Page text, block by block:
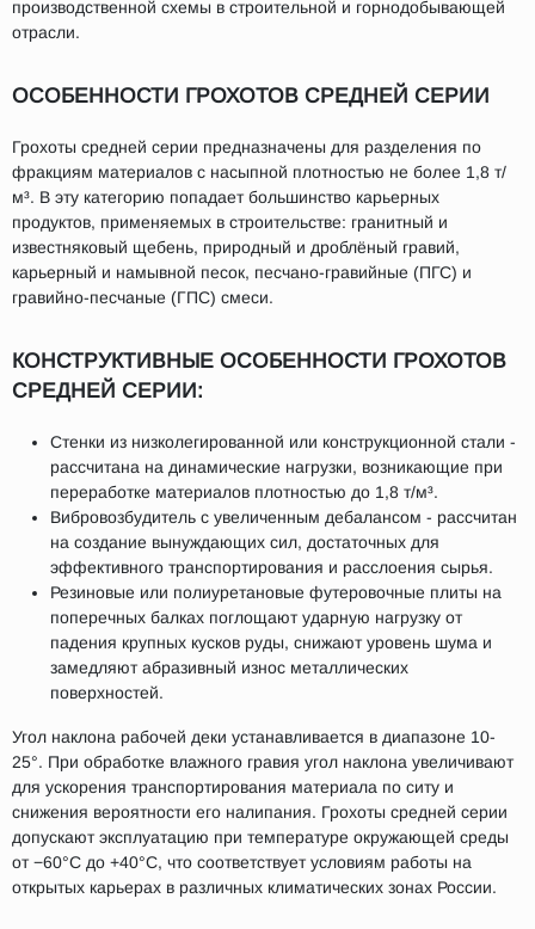
производственной схемы в строительной и горнодобывающей
отрасли.
ОСОБЕННОСТИ ГРОХОТОВ СРЕДНЕЙ СЕРИИ
Грохоты средней серии предназначены для разделения по
фракциям материалов с насыпной плотностью не более 1,8 т/
м³. В эту категорию попадает большинство карьерных
продуктов, применяемых в строительстве: гранитный и
известняковый щебень, природный и дроблёный гравий,
карьерный и намывной песок, песчано-гравийные (ПГС) и
гравийно-песчаные (ГПС) смеси.
КОНСТРУКТИВНЫЕ ОСОБЕННОСТИ ГРОХОТОВ
СРЕДНЕЙ СЕРИИ:
Стенки из низколегированной или конструкционной стали -
рассчитана на динамические нагрузки, возникающие при
переработке материалов плотностью до 1,8 т/м³.
Вибровозбудитель с увеличенным дебалансом - рассчитан
на создание вынуждающих сил, достаточных для
эффективного транспортирования и расслоения сырья.
Резиновые или полиуретановые футеровочные плиты на
поперечных балках поглощают ударную нагрузку от
падения крупных кусков руды, снижают уровень шума и
замедляют абразивный износ металлических
поверхностей.
Угол наклона рабочей деки устанавливается в диапазоне 10-
25°. При обработке влажного гравия угол наклона увеличивают
для ускорения транспортирования материала по ситу и
снижения вероятности его налипания. Грохоты средней серии
допускают эксплуатацию при температуре окружающей среды
от −60°С до +40°С, что соответствует условиям работы на
открытых карьерах в различных климатических зонах России.